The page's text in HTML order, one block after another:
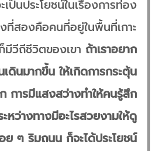
ป็นประโยชน์ในเรื่องการท่อง
ที่สองคือคนที่อยู่ในพื้นที่เกาะ
วีถีชีวิตของเขา ถ้าเราอยาก
ดินมากขึ้น ให้เกิดการกระตุ้น
การมีแสงสว่างทำให้คนรู้สึก
ะหว่างทางมีอะไรสวยงามให้ดู
ย ๆ ริมถนน ก็จะได้ประโยชน์